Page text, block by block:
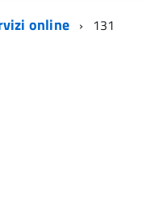
online 131